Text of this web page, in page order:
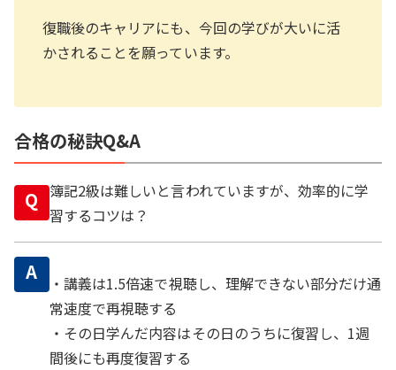
復職後のキャリアにも、今回の学びが大いに活
かされることを願っています。
合格の秘訣Q&A
Q
簿記2級は難しいと言われていますが、効率的に学
習するコツは？
A
・講義は1.5倍速で視聴し、理解できない部分だけ通
常速度で再視聴する
・その日学んだ内容はその日のうちに復習し、1週
間後にも再度復習する